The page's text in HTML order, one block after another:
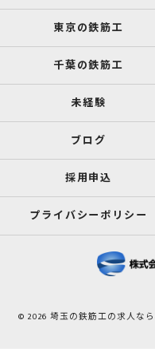
東京の鉄筋工
千葉の鉄筋工
未経験
ブログ
採用申込
プライバシーポリシー
© 2026 埼玉の鉄筋工の求人な